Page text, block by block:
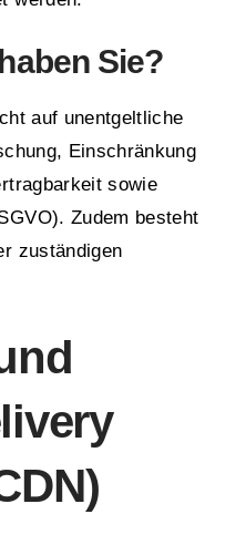
Sie?
auf unentgeltliche
Einschränkung
sowie
Zudem besteht
zuständigen